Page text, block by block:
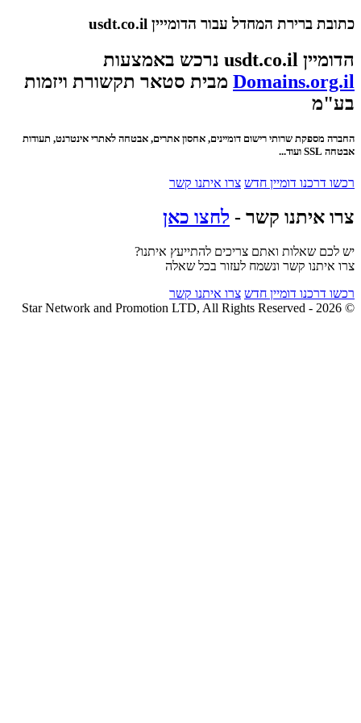
כתובת ברירת המחדל עבור הדומייין usdt.co.il
הדומיין usdt.co.il נרכש באמצעות
Domains.org.il מבית סטאר תקשורת ויזמות
בע"מ
החברה מספקת שרותי רישום דומיינים, אחסון אתרים, אבטחה לאתרי אינטרנט, תעודות
אבטחה SSL ועוד...
רכשו דרכנו דומיין חדש צרו איתנו קשר
צרו איתנו קשר - לחצו כאן
יש לכם שאלות ואתם צריכים להתייעץ איתנו?
צרו איתנו קשר ונשמח לעזור בכל שאלה
רכשו דרכנו דומיין חדש צרו איתנו קשר
© 2026 - Star Network and Promotion LTD, All Rights Reserved